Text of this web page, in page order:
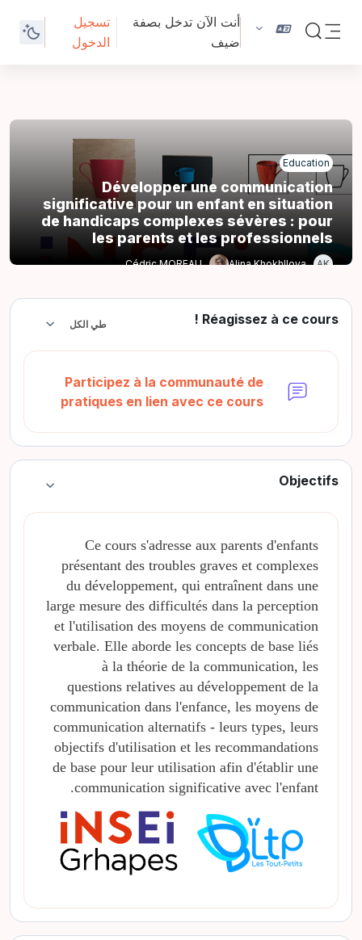
تبديل إدخال البحث
أنت الآن تدخل بصفة
ضيف
تسجيل
الدخول
Education
Développer une communication
significative pour un enfant en situation
de handicaps complexes sévères : pour
les parents et les professionnels
AK
Alina Khokhllova
Cédric MOREAU
Réagissez à ce cours !
طي طي الكل
Participez à la communauté de
pratiques en lien avec ce cours
Objectifs
طي
Ce cours s'adresse aux parents d'enfants
présentant des troubles graves et complexes
du développement, qui entraînent dans une
large mesure des difficultés dans la perception
et l'utilisation des moyens de communication
verbale. Elle aborde les concepts de base liés
à la théorie de la communication, les
questions relatives au développement de la
communication dans l'enfance, les moyens de
communication alternatifs - leurs types, leurs
objectifs d'utilisation et les recommandations
de base pour leur utilisation afin d'établir une
communication significative avec l'enfant.